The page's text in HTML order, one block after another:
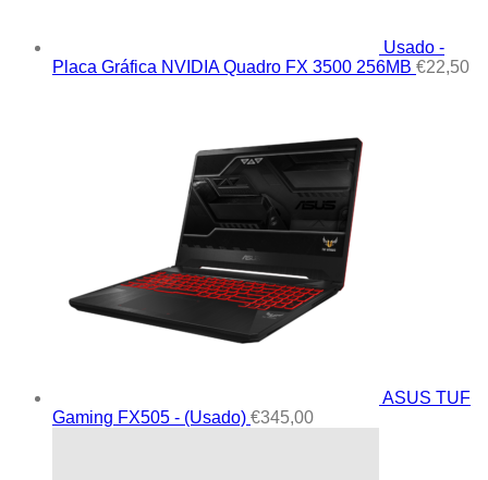
Usado -
Placa Gráfica NVIDIA Quadro FX 3500 256MB €22,50
ASUS TUF
Gaming FX505 - (Usado) €345,00